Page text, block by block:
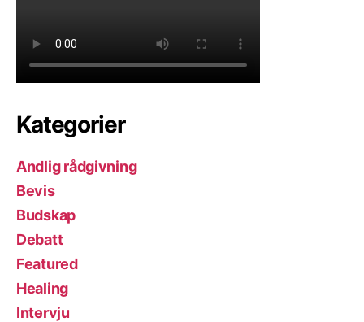
Kategorier
Andlig rådgivning
Bevis
Budskap
Debatt
Featured
Healing
Intervju